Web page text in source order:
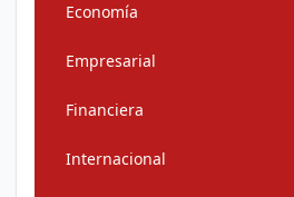
Economía
Empresarial
Financiera
Internacional